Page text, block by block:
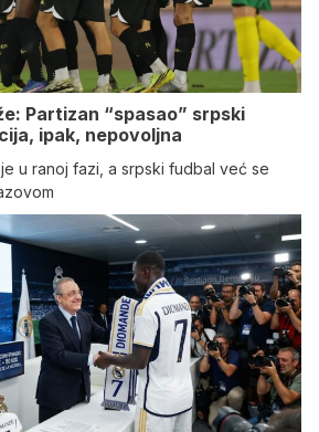
Partizan “spasao” srpski
ipak, nepovoljna
u ranoj fazi, a srpski fudbal već se